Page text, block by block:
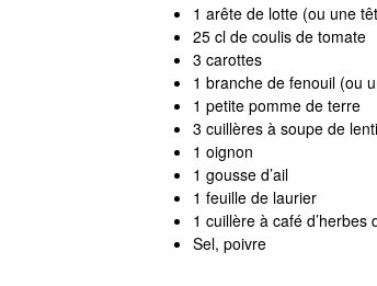
1 arête de lotte (ou une
25 cl de coulis de tomate
3 carottes
1 branche de fenouil (ou
1 petite pomme de terre
3 cuillères à soupe de
1 oignon
1 gousse d’ail
1 feuille de laurier
1 cuillère à café
Sel, poivre